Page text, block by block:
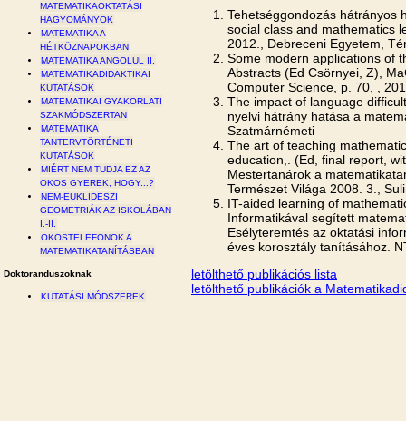
MATEMATIKAOKTATÁSI
HAGYOMÁNYOK
MATEMATIKA A
HÉTKÖZNAPOKBAN
MATEMATIKA ANGOLUL II.
MATEMATIKADIDAKTIKAI
KUTATÁSOK
MATEMATIKAI GYAKORLATI
SZAKMÓDSZERTAN
MATEMATIKA
TANTERVTÖRTÉNETI
KUTATÁSOK
MIÉRT NEM TUDJA EZ AZ
OKOS GYEREK, HOGY...?
NEM-EUKLIDESZI
GEOMETRIÁK AZ ISKOLÁBAN
I.-II.
OKOSTELEFONOK A
MATEMATIKATANÍTÁSBAN
Doktoranduszoknak
KUTATÁSI MÓDSZEREK
Tehetséggondozás hátrányos
social class and mathematics
2012., Debreceni Egyetem,
Some modern applications of
Abstracts (Ed Csörnyei, Z),
Computer Science, p. 70, ,
The impact of language
nyelvi hátrány hatása a
Szatmárnémeti
The art of teaching
education,. (Ed, final report,
Mestertanárok a
Természet Világa 2008. 3.,
IT-aided learning of
Informatikával segített
Esélyteremtés az oktatási
éves korosztály tanításához.
letölthető publikációs lista
letölthető publikációk a